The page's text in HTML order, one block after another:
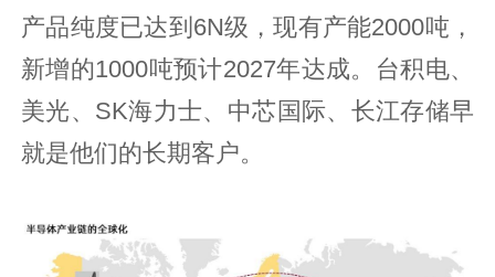
产品纯度已达到6N级，现有产能2000吨，
新增的1000吨预计2027年达成。台积电、
美光、SK海力士、中芯国际、长江存储早
就是他们的长期客户。